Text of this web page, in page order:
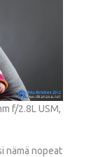
f/2.8L USM,
nämä nopeat